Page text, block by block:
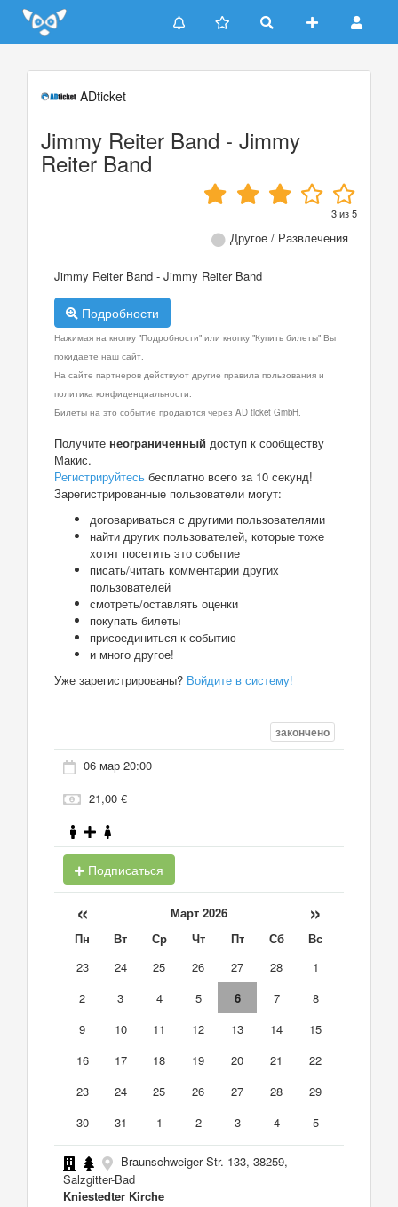
Update cookies preferences
ADticket
Jimmy Reiter Band - Jimmy
Reiter Band
3из5
Другое / Развлечения
Jimmy Reiter Band - Jimmy Reiter Band
Подробности
Нажимая на кнопку "Подробности" или кнопку "Купить билеты" Вы
покидаете наш сайт.
На сайте партнеров действуют другие правила пользования и
политика конфиденциальности.
Билеты на это событие продаются через AD ticket GmbH.
Получите неограниченный доступ к сообществу
Макис.
Регистрируйтесь бесплатно всего за 10 секунд!
Зарегистрированные пользователи могут:
договариваться с другими пользователями
найти других пользователей, которые тоже
хотят посетить это событие
писать/читать комментарии других
пользователей
смотреть/оставлять оценки
покупать билеты
присоединиться к событию
и много другое!
Уже зарегистрированы? Войдите в систему!
закончено
06 мар 20:00
21,00 €
Подписаться
« Март 2026 »
Пн Вт Ср Чт Пт Сб
Вс
23
24 25 26 27 28
1
2
3 4 5 6 7
8
9
10 11 12 13 14
15
16
17 18 19 20 21
22
23
24 25 26 27 28
29
30
31 1 2 3 4 5
Braunschweiger Str. 133, 38259,
Salzgitter-Bad
Kniestedter Kirche